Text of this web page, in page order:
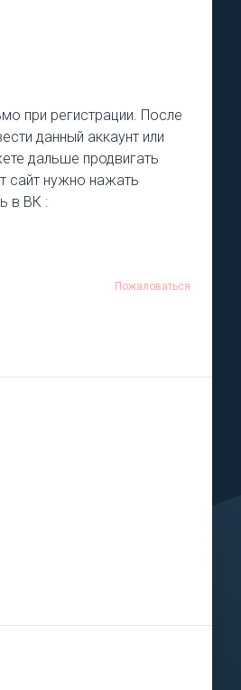
при регистрации. После
данный аккаунт или
дальше продвигать
сайт нужно нажать
в ВК :
Пожаловаться